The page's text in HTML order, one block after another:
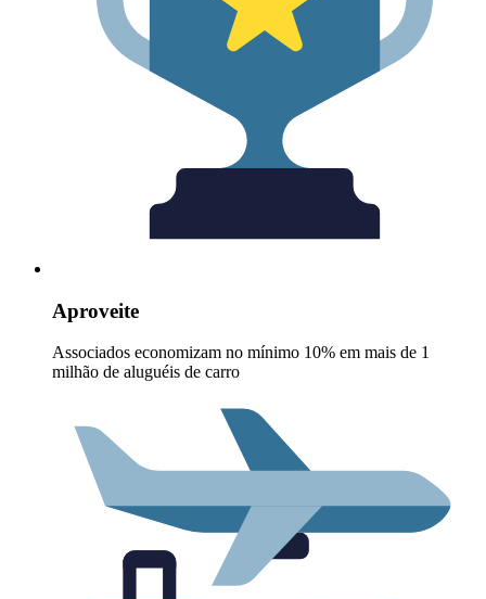
Aproveite
Associados economizam no mínimo 10% em mais de 1
milhão de aluguéis de carro